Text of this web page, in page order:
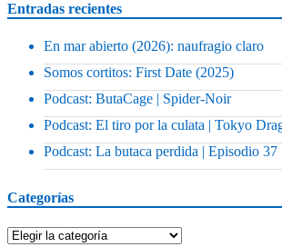
Entradas recientes
En mar abierto (2026): naufragio claro
Somos cortitos: First Date (2025)
Podcast: ButaCage | Spider-Noir
Podcast: El tiro por la culata | Tokyo
Podcast: La butaca perdida | Episodio 37
Categorías
Categorías